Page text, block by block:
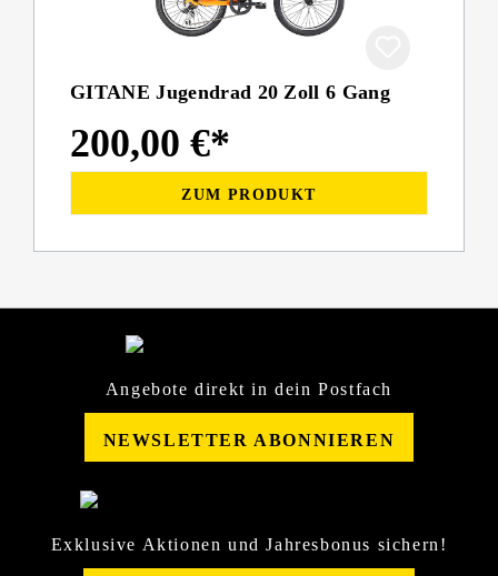
GITANE Jugendrad 20 Zoll 6 Gang
200,00 €*
ZUM PRODUKT
Angebote direkt in dein Postfach
NEWSLETTER ABONNIEREN
Exklusive Aktionen und Jahresbonus sichern!